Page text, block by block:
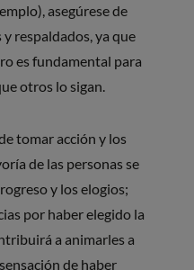
asegúrese de
respaldados, ya que
es fundamental para
otros lo sigan.
tomar acción y los
de las personas se
y los elogios;
por haber elegido la
a animarles a
de haber